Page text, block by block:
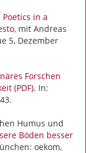
in a
, mit Andreas
5, Dezember
Forschen
(PDF). In:
Humus und
Böden besser
oekom,